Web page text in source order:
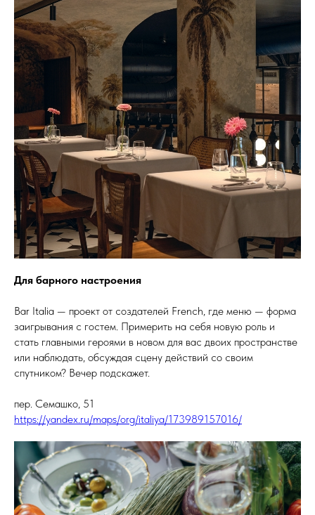
Для барного настроения
Bar Italia — проект от создателей French, где меню — форма
заигрывания с гостем. Примерить на себя новую роль и
стать главными героями в новом для вас двоих пространстве
или наблюдать, обсуждая сцену действий со своим
спутником? Вечер подскажет.
пер. Семашко, 51
https://yandex.ru/maps/org/italiya/173989157016/